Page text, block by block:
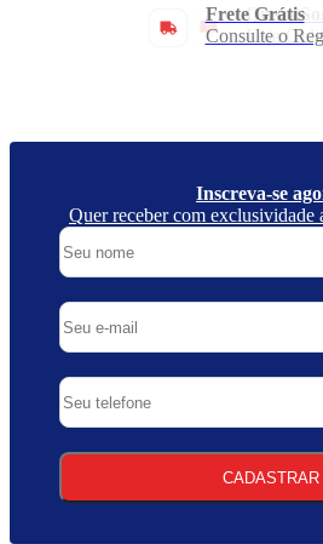
Frete Grátis
Consulte o
Inscreva-se
Quer receber com exclusividade
CADASTRAR